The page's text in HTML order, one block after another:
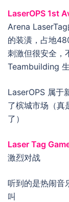
LaserOPS 1st
Arena
的装潢，占地
刺激但很安全，
Teambuilding
LaserOPS 属于
了槟城市场（真
了）
Laser Tag
激烈对战
听到的是热闹音
叫